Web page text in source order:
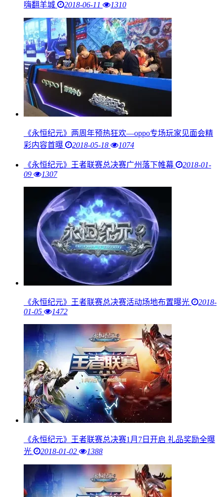
嗨翻羊城
2018-06-11 1310
《永恒纪元》两周年预热狂欢—oppo专场玩家见面会精
彩内容首曝
2018-05-18 1074
《永恒纪元》王者联赛总决赛广州落下帷幕
2018-01-
09
1307
《永恒纪元》王者联赛总决赛活动场地布置曝光
2018-
01-05
1472
《永恒纪元》王者联赛总决赛1月7日开启 礼品奖励全曝
光
2018-01-02 1388